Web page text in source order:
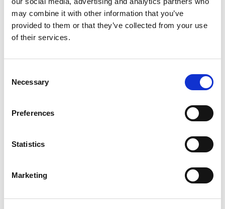
may combine it with other information that you’ve
provided to them or that they’ve collected from your use
of their services.
Selection
Necessary
Preferences
Statistics
Marketing
ersetzt zu werden.
mangelndes Wissen über die „neue“ Technologie. Denn
obwohl die Integration von KI in unserem Alltag längst
Realität ist, ist die Technologie noch nicht so weit
ersetzen. Es ist fraglich, ob es überhaupt jemals so weit
kommen wird, zeigt die Geschichte doch, dass die
Einführung neuer Technologien zwar zum Wegfall – aber
immer auch zur Entstehung neuer Arbeitsplätze geführt
Intelligenz viele Branchen von Grund auf revolutionieren